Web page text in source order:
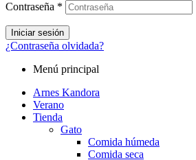
Contraseña *
Iniciar sesión
¿Contraseña olvidada?
Menú principal
Arnes Kandora
Verano
Tienda
Gato
Comida húmeda
Comida seca